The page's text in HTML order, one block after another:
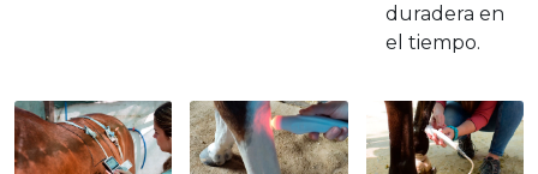
duradera en
el tiempo.